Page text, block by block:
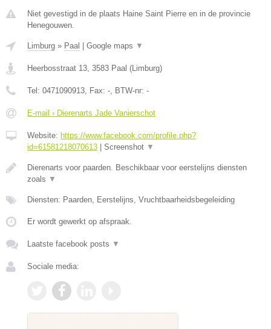
Niet gevestigd in de plaats Haine Saint Pierre en in de provincie
Henegouwen.
Limburg » Paal Google maps ▼
Heerbosstraat 13, 3583 Paal (Limburg)
Tel: 0471090913, Fax: -, BTW-nr: -
E-mail › Dierenarts Jade Vanierschot
Website: https://www.facebook.com/profile.php?
id=61581218070613
Screenshot ▼
Dierenarts voor paarden. Beschikbaar voor eerstelijns diensten
zoals ▼
Diensten: Paarden, Eerstelijns, Vruchtbaarheidsbegeleiding
Er wordt gewerkt op afspraak.
Laatste facebook posts ▼
Sociale media: